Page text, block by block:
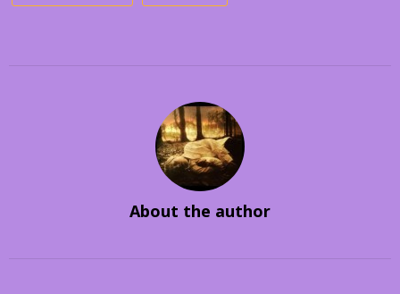
About the author